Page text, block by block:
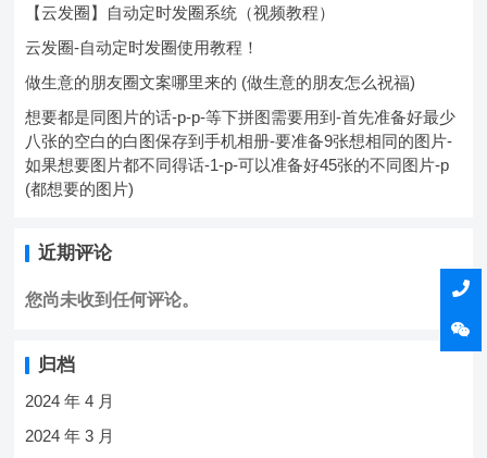
【云发圈】自动定时发圈系统（视频教程）
云发圈-自动定时发圈使用教程！
做生意的朋友圈文案哪里来的 (做生意的朋友怎么祝福)
想要都是同图片的话-p-p-等下拼图需要用到-首先准备好最少
八张的空白的白图保存到手机相册-要准备9张想相同的图片-
如果想要图片都不同得话-1-p-可以准备好45张的不同图片-p
(都想要的图片)
近期评论
您尚未收到任何评论。
归档
2024 年 4 月
2024 年 3 月